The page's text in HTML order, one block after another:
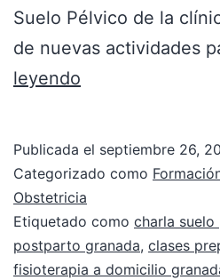
Suelo Pélvico de la
de nuevas actividades
leyendo
Publicada el septiembre 26,
Categorizado como
Obstetricia
Etiquetado como charla
postparto granada, clases
fisioterapia a domicilio